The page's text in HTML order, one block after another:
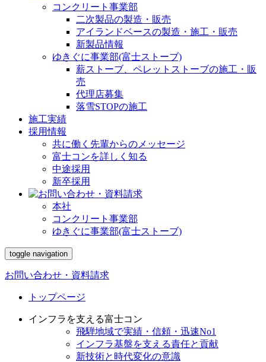
コンクリート事業部
二次製品の製造・販売
アイランドベースの製造・施工・販売
新製品情報
ゆきぐに事業部(富士ストーブ)
薪ストーブ、ペレットストーブの施工・販
売
代理店募集
落雪STOPの施工
施工実績
採用情報
共に働く先輩からのメッセージ
富士コンを詳しく知る
中途採用
新卒採用
本社
コンクリート事業部
ゆきぐに事業部(富士ストーブ)
toggle navigation
お問い合わせ・資料請求
トップページ
インフラを支える富士コン
飛騨地域で実績・信頼・迅速No1
インフラ基盤を支える責任と貢献
新技術と時代変化の意識